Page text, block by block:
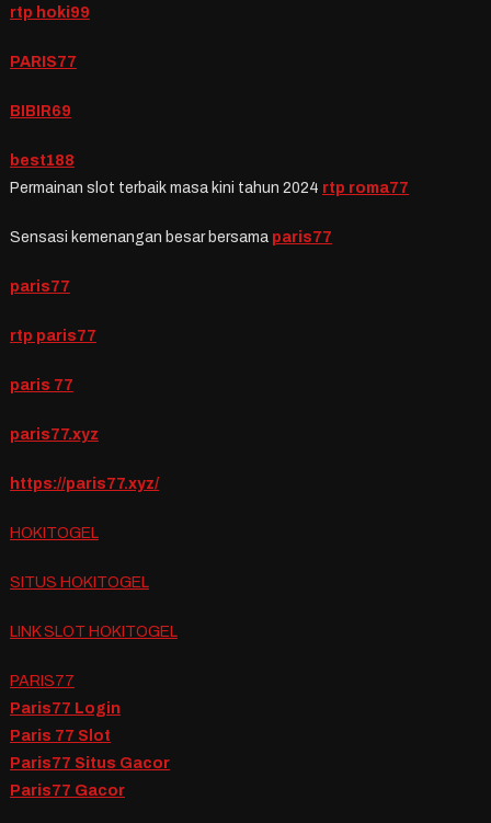
rtp hoki99
PARIS77
BIBIR69
best188
Permainan slot terbaik masa kini tahun 2024 rtp roma77
Sensasi kemenangan besar bersama paris77
paris77
rtp paris77
paris 77
paris77.xyz
https://paris77.xyz/
HOKITOGEL
SITUS HOKITOGEL
LINK SLOT HOKITOGEL
PARIS77
Paris77 Login
Paris 77 Slot
Paris77 Situs Gacor
Paris77 Gacor